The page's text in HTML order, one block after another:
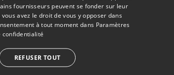
02/2026
fournisseurs peuvent se fonder sur leur
avez le droit de vous y opposer dans
à tout moment dans Paramètres
confidentialité
REFUSER TOUT